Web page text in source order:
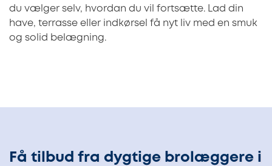
du vælger selv, hvordan du vil fortsætte. Lad din
have, terrasse eller indkørsel få nyt liv med en smuk
og solid belægning.
Få tilbud fra dygtige brolæggere i